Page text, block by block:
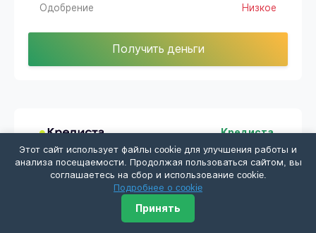
Одобрение Низкое
Получить деньги
Кредиста
Сумма 1000 - 3000 ₽
Этот сайт использует файлы cookie для улучшения работы и
анализа посещаемости. Продолжая пользоваться сайтом, вы
соглашаетесь на сбор и использование cookie.
Подробнее о cookie
Принять